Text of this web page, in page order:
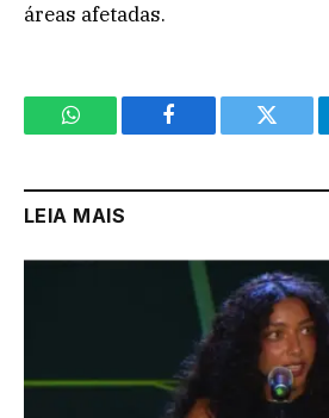
áreas afetadas.
WhatsApp Facebook Twitter
LEIA MAIS